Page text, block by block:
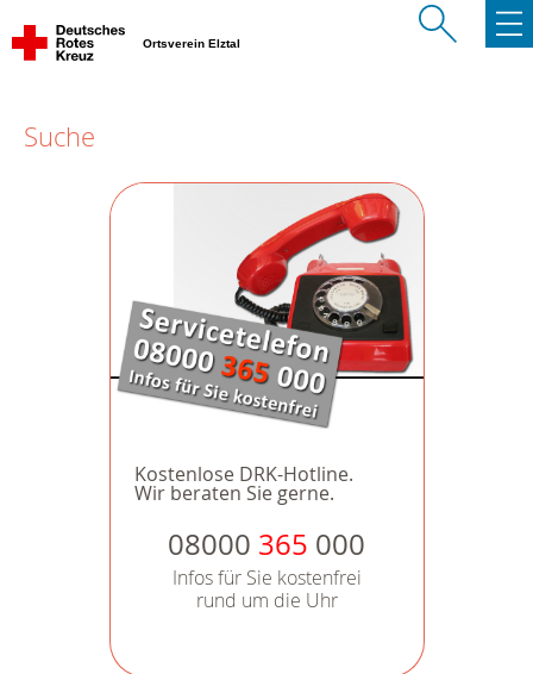
Ortsverein Elztal
Suche
Kostenlose DRK-Hotline.
Wir beraten Sie gerne.
08000 365 000
Infos für Sie kostenfrei
rund um die Uhr